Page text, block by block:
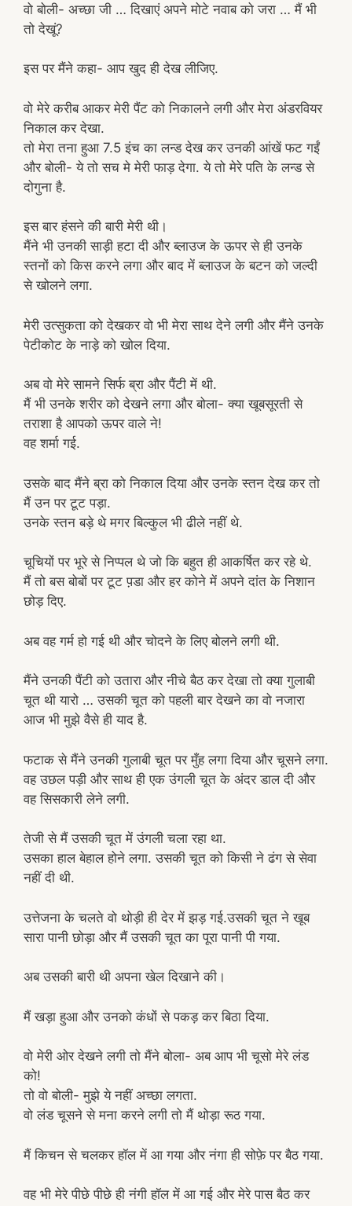
वो बोली- अच्छा जी … दिखाएं अपने मोटे नवाब को जरा … मैं भी
तो देखूं?
इस पर मैंने कहा- आप खुद ही देख लीजिए.
वो मेरे करीब आकर मेरी पैंट को निकालने लगी और मेरा अंडरवियर
निकाल कर देखा.
तो मेरा तना हुआ 7.5 इंच का लन्ड देख कर उनकी आंखें फट गईं
और बोली- ये तो सच मे मेरी फाड़ देगा. ये तो मेरे पति के लन्ड से
दोगुना है.
इस बार हंसने की बारी मेरी थी।
मैंने भी उनकी साड़ी हटा दी और ब्लाउज के ऊपर से ही उनके
स्तनों को किस करने लगा और बाद में ब्लाउज के बटन को जल्दी
से खोलने लगा.
मेरी उत्सुकता को देखकर वो भी मेरा साथ देने लगी और मैंने उनके
पेटीकोट के नाड़े को खोल दिया.
अब वो मेरे सामने सिर्फ ब्रा और पैंटी में थी.
मैं भी उनके शरीर को देखने लगा और बोला- क्या खूबसूरती से
तराशा है आपको ऊपर वाले ने!
वह शर्मा गई.
उसके बाद मैंने ब्रा को निकाल दिया और उनके स्तन देख कर तो
मैं उन पर टूट पड़ा.
उनके स्तन बड़े थे मगर बिल्कुल भी ढीले नहीं थे.
चूचियों पर भूरे से निप्पल थे जो कि बहुत ही आकर्षित कर रहे थे.
मैं तो बस बोबों पर टूट प़डा और हर कोने में अपने दांत के निशान
छोड़ दिए.
अब वह गर्म हो गई थी और चोदने के लिए बोलने लगी थी.
मैंने उनकी पैंटी को उतारा और नीचे बैठ कर देखा तो क्या गुलाबी
चूत थी यारो … उसकी चूत को पहली बार देखने का वो नजारा
आज भी मुझे वैसे ही याद है.
फटाक से मैंने उनकी गुलाबी चूत पर मुँह लगा दिया और चूसने लगा.
वह उछल पड़ी और साथ ही एक उंगली चूत के अंदर डाल दी और
वह सिसकारी लेने लगी.
तेजी से मैं उसकी चूत में उंगली चला रहा था.
उसका हाल बेहाल होने लगा. उसकी चूत को किसी ने ढंग से सेवा
नहीं दी थी.
उत्तेजना के चलते वो थोड़ी ही देर में झड़ गई.उसकी चूत ने खूब
सारा पानी छोड़ा और मैं उसकी चूत का पूरा पानी पी गया.
अब उसकी बारी थी अपना खेल दिखाने की।
मैं खड़ा हुआ और उनको कंधों से पकड़ कर बिठा दिया.
वो मेरी ओर देखने लगी तो मैंने बोला- अब आप भी चूसो मेरे लंड
को!
तो वो बोली- मुझे ये नहीं अच्छा लगता.
वो लंड चूसने से मना करने लगी तो मैं थोड़ा रूठ गया.
मैं किचन से चलकर हॉल में आ गया और नंगा ही सोफ़े पर बैठ गया.
वह भी मेरे पीछे पीछे ही नंगी हॉल में आ गई और मेरे पास बैठ कर